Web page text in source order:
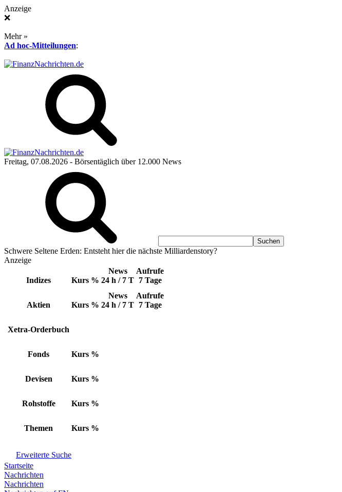
Anzeige
❌
Mehr »
Ad hoc-Mitteilungen:
Freitag, 07.08.2026 - Börsentäglich über 12.000 News
Schwere Seltene Erden: Entsteht hier die nächste Milliardenstory?
Anzeige
Indizes Kurs %
News
24 h / 7 T
Aufrufe
7 Tage
Aktien Kurs %
News
24 h / 7 T
Aufrufe
7 Tage
Xetra-Orderbuch
Fonds Kurs %
Devisen Kurs %
Rohstoffe Kurs %
Themen Kurs %
Erweiterte Suche
Startseite
Nachrichten
Nachrichten